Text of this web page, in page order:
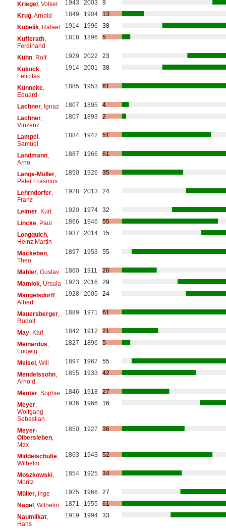
Kriegel, Volker 1943 2003
9
Krug, Arnold 1849 1904
13
Kubelík, Rafael 1914 1996
38
Kufferath,
Ferdinand
1818 1896 5
Kühn, Rolf 1929 2022
23
Kukuck,
Felicitas
1914 2001 38
Künneke,
Eduard
1885 1953 61
Lachner, Ignaz 1807 1895
4
Lachner,
Vinzenz
1807 1893 2
Lampel,
Samuel
1884 1942 51
Landmann,
Arno
1887 1966 61
Lange-Müller,
Peter Erasmus
1850 1926 35
Lehrndorfer,
Franz
1928 2013 24
Leimer, Kurt 1920 1974
32
Lincke, Paul 1866 1946
55
Longquich,
Heinz Martin
1937 2014 15
Mackeben,
Theo
1897 1953 55
Mahler, Gustav 1860 1911
20
Mamlok, Ursula 1923 2016
29
Mangelsdorff,
Albert
1928 2005 24
Mauersberger,
Rudolf
1889 1971 61
May, Karl 1842 1912
21
Meinardus
Ludwig
1827 1896 5
Meisel, Will 1897 1967
55
Mendelssohn,
Arnold
1855 1933 42
Menter, Sophie 1846 1918
27
Meyer,
Wolfgang
Sebastian
1936 1966 16
Meyer-
Olbersleben,
Max
1850 1927 36
Middelschulte,
Wilhelm
1863 1943 52
Moszkowski,
Moritz
1854 1925 34
Müller, Inge 1925 1966
27
Nagel, Wilhelm 1871 1955
61
Naumilkat,
Hans
1919 1994 33